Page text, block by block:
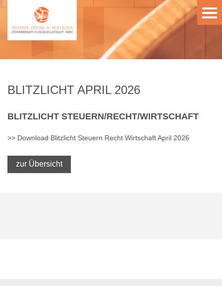
BLITZLICHT APRIL 2026
BLITZLICHT STEUERN/RECHT/WIRTSCHAFT
>> Download Blitzlicht Steuern Recht Wirtschaft April 2026
zur Übersicht